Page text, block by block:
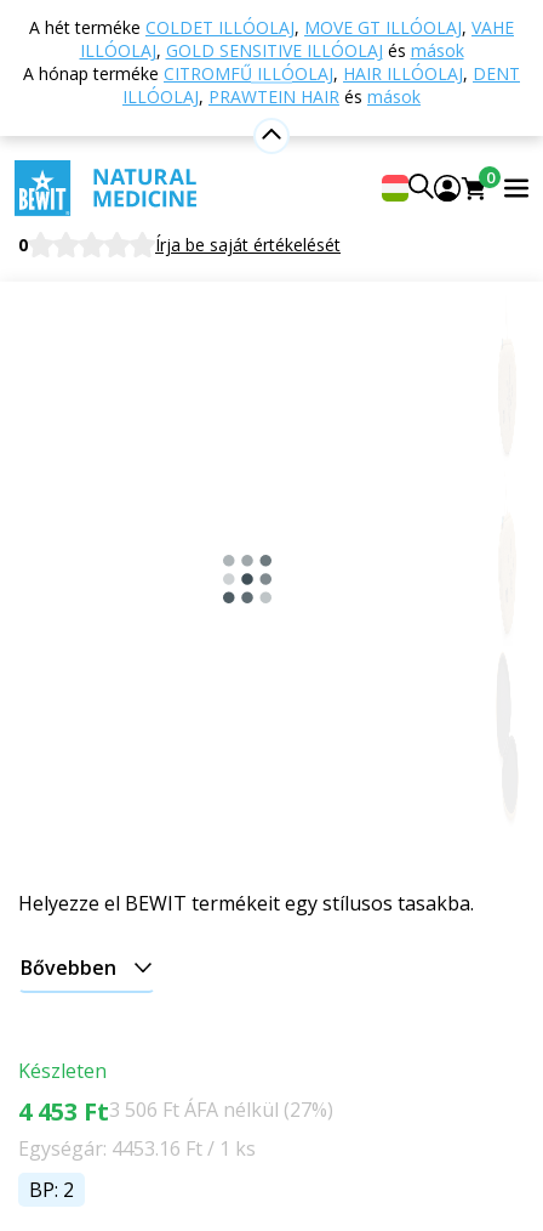
A hét terméke COLDET ILLÓOLAJ, MOVE GT ILLÓOLAJ, VAHE
ILLÓOLAJ, GOLD SENSITIVE ILLÓOLAJ és mások
A hónap terméke CITROMFŰ ILLÓOLAJ, HAIR ILLÓOLAJ, DENT
ILLÓOLAJ, PRAWTEIN HAIR és mások
0
Vissza a főoldalra Webáruház
Természetes
kozmetikumok
Kozmetikai kiegészítők
Táskák és
dobozok
Kozmetikai tok, szív alakú, kicsi
Kozmetikai tok, szív alakú, kicsi
BEWIT Cosmetic Case Heart Small
0 Írja be saját értékelését
Helyezze el BEWIT termékeit egy stílusos tasakba.
Bővebben
Készleten
4 453 Ft3 506 Ft ÁFA nélkül (27%)
Egységár: 4453.16 Ft / 1 ks
BP: 2